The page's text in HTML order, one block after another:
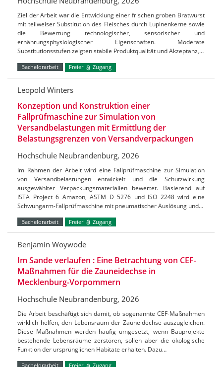
Ziel der Arbeit war die Entwicklung einer frischen groben Bratwurst
mit teilweiser Substitution des Fleisches durch Lupinenkerne sowie
die Bewertung technologischer, sensorischer und
ernährungsphysiologischer Eigenschaften. Moderate
Substitutionsstufen zeigten stabile Produktqualität und Akzeptanz,…
Bachelorarbeit Freier Zugang
Leopold Winters
Konzeption und Konstruktion einer
Fallprüfmaschine zur Simulation von
Versandbelastungen mit Ermittlung der
Belastungsgrenzen von Versandverpackungen
Hochschule Neubrandenburg, 2026
Im Rahmen der Arbeit wird eine Fallprüfmaschine zur Simulation
von Versandbelastungen entwickelt und die Schutzwirkung
ausgewählter Verpackungsmaterialien bewertet. Basierend auf
ISTA Project 6 Amazon, ASTM D 5276 und ISO 2248 wird eine
Schwungarm-Fallprüfmaschine mit pneumatischer Auslösung und…
Bachelorarbeit Freier Zugang
Benjamin Woywode
Im Sande verlaufen : Eine Betrachtung von CEF-
Maßnahmen für die Zauneidechse in
Mecklenburg-Vorpommern
Hochschule Neubrandenburg, 2026
Die Arbeit beschäftigt sich damit, ob sogenannte CEF-Maßnahmen
wirklich helfen, den Lebensraum der Zauneidechse auszugleichen.
Diese Maßnahmen werden häufig umgesetzt, wenn Bauprojekte
bestehende Lebensräume zerstören, sollen aber die ökologische
Funktion der ursprünglichen Habitate erhalten. Dazu…
Bachelorarbeit Freier Zugang